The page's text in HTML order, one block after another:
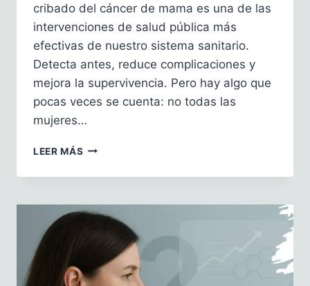
cribado del cáncer de mama es una de las
intervenciones de salud pública más
efectivas de nuestro sistema sanitario.
Detecta antes, reduce complicaciones y
mejora la supervivencia. Pero hay algo que
pocas veces se cuenta: no todas las
mujeres…
LEER MÁS CRIBADO
CÁNCER
MAMA
PROGRAMA
EFICAZ,